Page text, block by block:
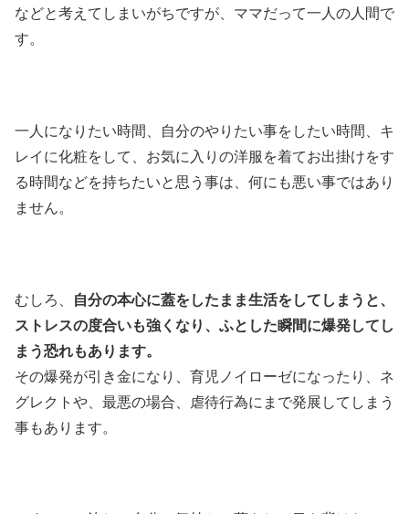
などと考えてしまいがちですが、ママだって一人の人間で
す。
一人になりたい時間、自分のやりたい事をしたい時間、キ
レイに化粧をして、お気に入りの洋服を着てお出掛けをす
る時間などを持ちたいと思う事は、何にも悪い事ではあり
ません。
むしろ、 自分の本心に蓋をしたまま生活をしてしまうと、
ストレスの度合いも強くなり、ふとした瞬間に爆発してし
まう恐れもあります。
その爆発が引き金になり、育児ノイローゼになったり、ネ
グレクトや、最悪の場合、虐待行為にまで発展してしまう
事もあります。